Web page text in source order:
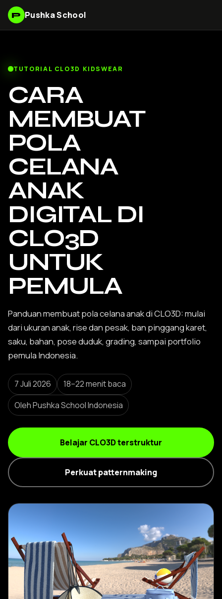
P Pushka School
TUTORIAL CLO3D KIDSWEAR
CARA
MEMBUAT
POLA
CELANA
ANAK
DIGITAL DI
CLO3D
UNTUK
PEMULA
Panduan membuat pola celana anak di CLO3D: mulai
dari ukuran anak, rise dan pesak, ban pinggang karet,
saku, bahan, pose duduk, grading, sampai portfolio
pemula Indonesia.
7 Juli 2026
18–22 menit baca
Oleh Pushka School Indonesia
Belajar CLO3D terstruktur
Perkuat patternmaking